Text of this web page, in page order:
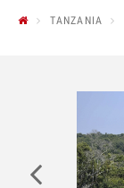
TANZANIA